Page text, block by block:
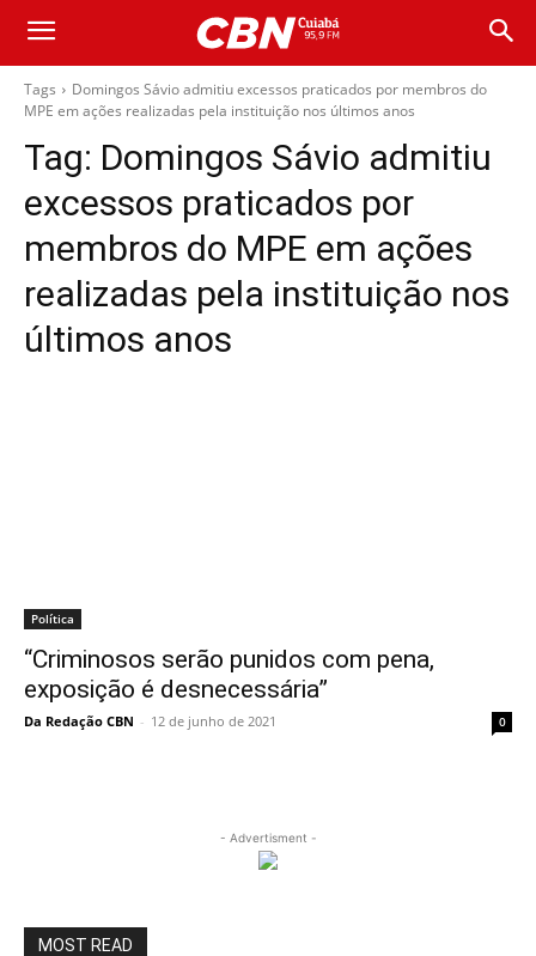
Tags
Domingos Sávio admitiu excessos praticados por membros do
MPE em ações realizadas pela instituição nos últimos anos
Tag: Domingos Sávio admitiu
excessos praticados por
membros do MPE em ações
realizadas pela instituição nos
últimos anos
Política
“Criminosos serão punidos com pena,
exposição é desnecessária”
Da Redação CBN - 12 de junho de 2021 0
- Advertisment -
MOST READ